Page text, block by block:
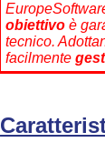
obiettivo è
tecnico.
facilmente